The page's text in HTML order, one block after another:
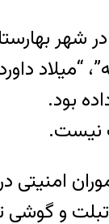
بود.
نیست.
امنیتی
و گوشی